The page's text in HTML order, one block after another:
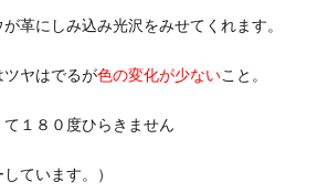
革にしみ込み光沢をみせてくれます。
ヤはでるが色の変化が少ないこと。
１８０度ひらきません
ています。）